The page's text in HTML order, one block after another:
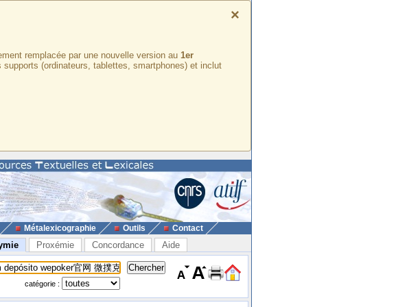
×
remplacée par une nouvelle version au 1er
(ordinateurs, tablettes, smartphones) et inclut
Métalexicographie Outils Contact
Proxémie Concordance Aide
catégorie :